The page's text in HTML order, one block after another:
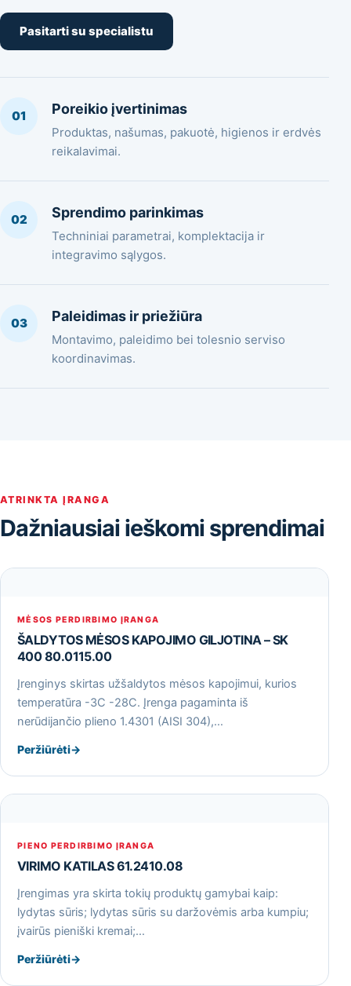
Pasitarti su specialistu
01 Poreikio įvertinimas
Produktas, našumas, pakuotė, higienos ir erdvės
reikalavimai.
02 Sprendimo parinkimas
Techniniai parametrai, komplektacija ir
integravimo sąlygos.
03 Paleidimas ir priežiūra
Montavimo, paleidimo bei tolesnio serviso
koordinavimas.
ATRINKTA ĮRANGA
Dažniausiai ieškomi sprendimai
MĖSOS PERDIRBIMO ĮRANGA
ŠALDYTOS MĖSOS KAPOJIMO GILJOTINA – SK
400 80.0115.00
Įrenginys skirtas užšaldytos mėsos kapojimui, kurios
temperatūra -3С -28С. Įrenga pagaminta iš
nerūdijančio plieno 1.4301 (AISI 304),…
Peržiūrėti→
PIENO PERDIRBIMO ĮRANGA
VIRIMO KATILAS 61.2410.08
Įrengimas yra skirta tokių produktų gamybai kaip:
lydytas sūris; lydytas sūris su daržovėmis arba kumpiu;
įvairūs pieniški kremai;…
Peržiūrėti→